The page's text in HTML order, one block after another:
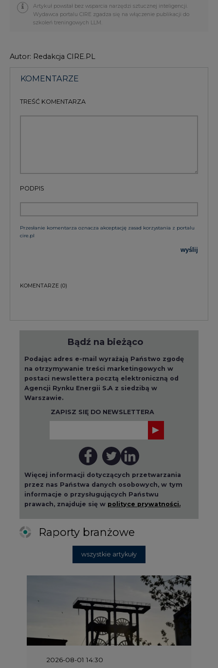
Artykuł powstał bez wsparcia narzędzi sztucznej inteligencji.
Wydawca portalu CIRE zgadza się na włączenie publikacji do
szkoleń treningowych LLM.
Autor: Redakcja CIRE.PL
KOMENTARZE
TREŚĆ KOMENTARZA
PODPIS
Przesłanie komentarza oznacza akceptację zasad korzystania z portalu
cire.pl
wyślij
KOMENTARZE (0)
Bądź na bieżąco
Podając adres e-mail wyrażają Państwo zgodę
na otrzymywanie treści marketingowych w
postaci newslettera pocztą elektroniczną od
Agencji Rynku Energii S.A z siedzibą w
Warszawie.
ZAPISZ SIĘ DO NEWSLETTERA
Więcej informacji dotyczących przetwarzania
przez nas Państwa danych osobowych, w tym
informacje o przysługujących Państwu
prawach, znajduje się w polityce prywatności.
Raporty branżowe
wszystkie artykuły
2026-08-01 14:30